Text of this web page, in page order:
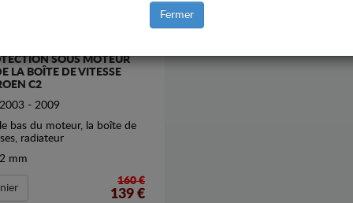
SOUS MOTEUR
LA BOÎTE DE VITESSE
C2
- 2009
bas du moteur, la boîte de
radiateur
mm
160 €
139€
Fermer